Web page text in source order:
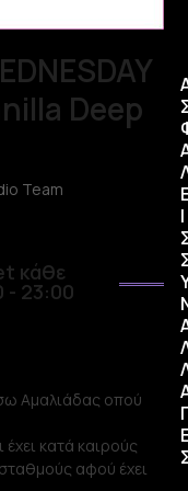
Deep
Team
κάθε
- 23:00
Αμαλιάδας οπού
έχει κατά καιρούς
αφού έχει
Ι